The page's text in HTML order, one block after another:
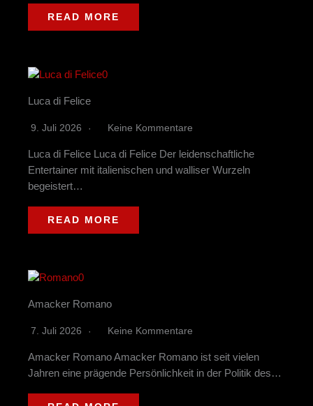
READ MORE
Luca di Felice
9. Juli 2026 Keine Kommentare
Luca di Felice Luca di Felice Der leidenschaftliche
Entertainer mit italienischen und walliser Wurzeln
begeistert…
READ MORE
Amacker Romano
7. Juli 2026 Keine Kommentare
Amacker Romano Amacker Romano ist seit vielen
Jahren eine prägende Persönlichkeit in der Politik des…